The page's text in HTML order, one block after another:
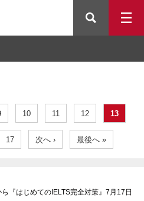
10 11 12 13
17 次へ › 最後へ »
『はじめてのIELTS完全対策』7月17日